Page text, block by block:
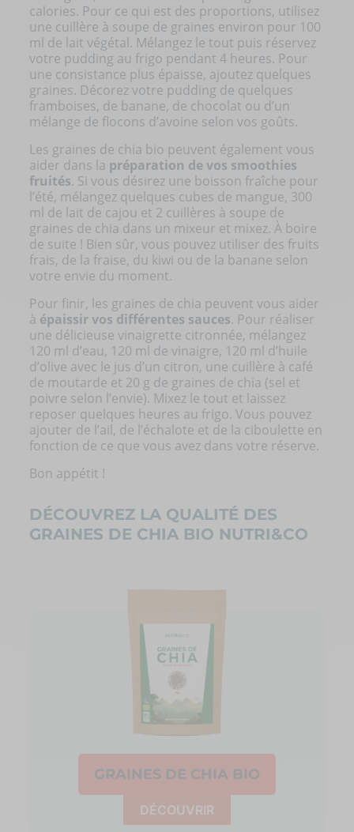
calories. Pour ce qui est des proportions, utilisez
une cuillère à soupe de graines environ pour 100
ml de lait végétal. Mélangez le tout puis réservez
votre pudding au frigo pendant 4 heures. Pour
une consistance plus épaisse, ajoutez quelques
graines. Décorez votre pudding de quelques
framboises, de banane, de chocolat ou d’un
mélange de flocons d’avoine selon vos goûts.
Les graines de chia bio peuvent également vous
aider dans la préparation de vos smoothies
fruités. Si vous désirez une boisson fraîche pour
l’été, mélangez quelques cubes de mangue, 300
ml de lait de cajou et 2 cuillères à soupe de
graines de chia dans un mixeur et mixez. À boire
de suite ! Bien sûr, vous pouvez utiliser des fruits
frais, de la fraise, du kiwi ou de la banane selon
votre envie du moment.
Pour finir, les graines de chia peuvent vous aider
à épaissir vos différentes sauces. Pour réaliser
une délicieuse vinaigrette citronnée, mélangez
120 ml d’eau, 120 ml de vinaigre, 120 ml d’huile
d’olive avec le jus d’un citron, une cuillère à café
de moutarde et 20 g de graines de chia (sel et
poivre selon l’envie). Mixez le tout et laissez
reposer quelques heures au frigo. Vous pouvez
ajouter de l’ail, de l’échalote et de la ciboulette en
fonction de ce que vous avez dans votre réserve.
Bon appétit !
DÉCOUVREZ LA QUALITÉ DES
GRAINES DE CHIA BIO NUTRI&CO
GRAINES DE CHIA BIO
DÉCOUVRIR